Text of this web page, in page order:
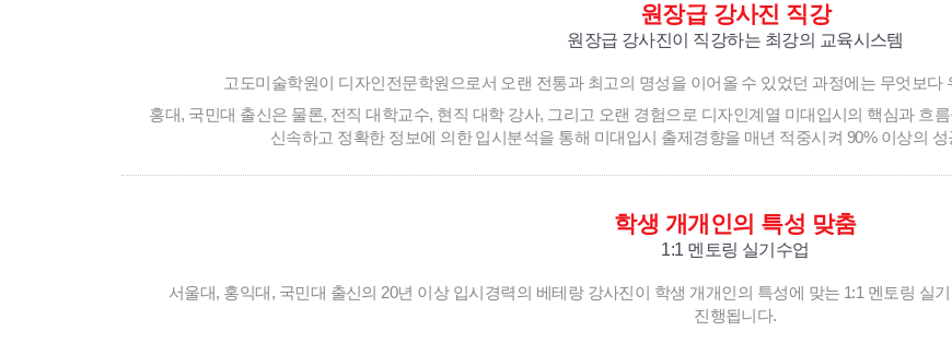
원장급 강사진 직강
원장급 강사진이 직강하는 최강의 교육시스템
고도미술학원이 디자인전문학원으로서 오랜 전통과 최고의 명성을 이어올 수 있었던 과정에는 무엇보
홍대, 국민대 출신은 물론, 전직 대학교수, 현직 대학 강사, 그리고 오랜 경험으로 디자인계열 미대입시의 핵심과 흐
신속하고 정확한 정보에 의한 입시분석을 통해 미대입시 출제경향을 매년 적중시켜 90% 이상의
학생 개개인의 특성 맞춤
1:1 멘토링 실기수업
서울대, 홍익대, 국민대 출신의 20년 이상 입시경력의 베테랑 강사진이 학생 개개인의 특성에 맞는 1:1 멘토링 실
진행됩니다.